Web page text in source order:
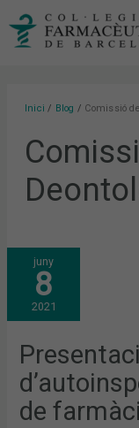
Inici Blog Comissió
juny
8
2021
de
PRESENTACIÓ
DE
LA
GUIA
D’UNA
OFICINA